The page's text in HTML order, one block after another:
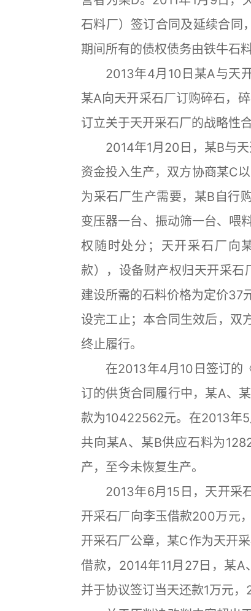
石料厂）签订合同及延续合同
期间所有的债权债务由铁牛石
2013年4月10日某A与天开
某A向天开采石厂订购碎石，
订立关于天开采石厂的战略性
2014年1月20日，某B与天
资金投入生产，双方协商某C
为采石厂生产需要，某B自行
变压器一台、振动筛一台、喂
权随时处分；天开采石厂向
款），设备财产权归天开采石
建设所需的石料价格为定价37
设完工止；本合同生效后，双
终止履行。
在2013年4月10日签订的《
订的供货合同履行中，某A、
款为10422562元。在2013年
共向某A、某B供应石料为
产，至今未恢复生产。
2013年6月15日，天开采石
开采石厂向李玉借款200万元
开采石厂公章，某C作为天开
借款，2014年11月27日，某A
并于协议签订当天还款1万元